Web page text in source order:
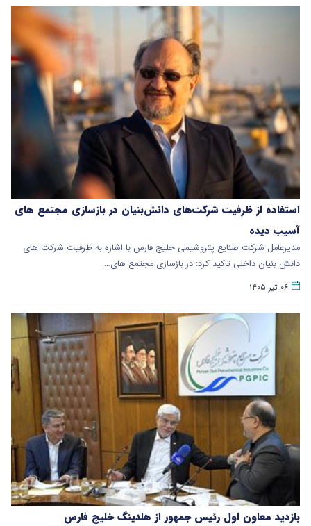
استفاده از ظرفیت شرکت‌های دانش‌بنیان در بازسازی مجتمع های
آسیب دیده
مدیرعامل شرکت صنایع پتروشیمی خلیج فارس با اشاره به ظرفیت شرکت های
دانش بنیان داخلی تاکید کرد: در بازسازی مجتمع های…
۰۶ تیر ۱۴۰۵
بازدید معاون اول رئیس جمهور از هلدینگ خلیج فارس